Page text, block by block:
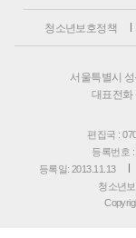
청소년보호정책
서울특별시
대표전화
편집국 :
등록번호
등록일: 2013.11.13
청소년